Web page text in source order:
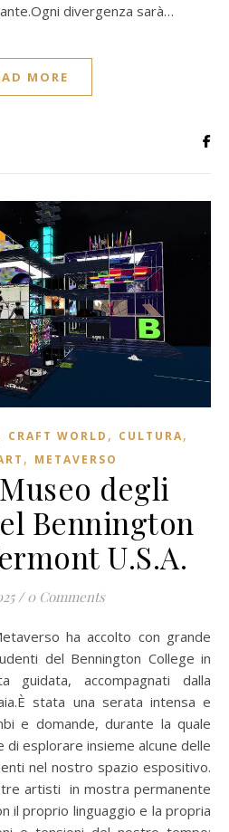
divergenza sarà…
MORE
CRAFT WORLD , CULTURA,
, METAVERSO
degli
Bennington
U.S.A.
/ 0 Comments
del Bennington College in
guidata, accompagnati dalla
stata una serata intensa e
e domande, durante la quale
di esplorare insieme alcune delle
nel nostro spazio espositivo.
artisti in mostra permanente
il proprio linguaggio e la propria